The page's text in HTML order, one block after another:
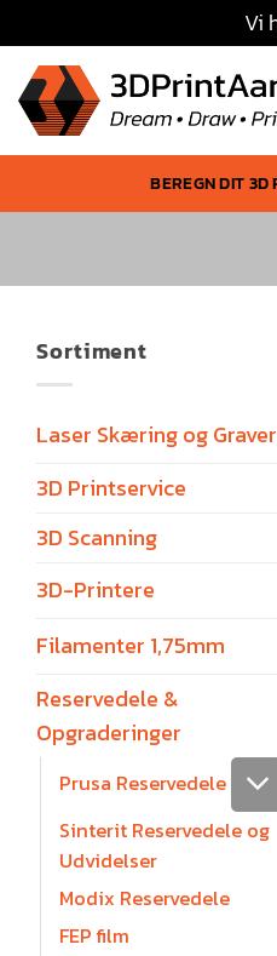
Vi
BEREGN DIT 3D
Sortiment
Laser Skæring og
3D Printservice
3D Scanning
3D-Printere
Filamenter 1,75mm
Reservedele &
Opgraderinger
Prusa Reservedele
Sinterit Reservedele og
Udvidelser
Modix Reservedele
FEP film